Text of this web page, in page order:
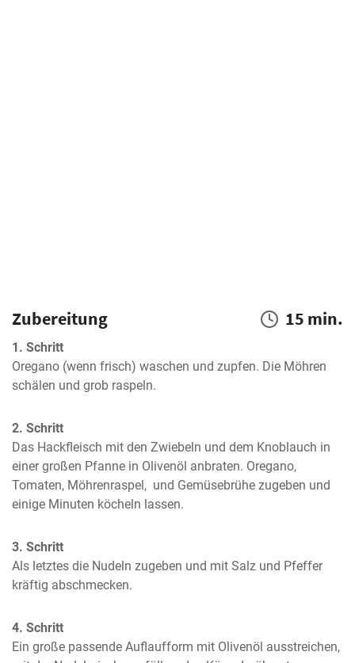
Zubereitung 15 min.
1. Schritt
Oregano (wenn frisch) waschen und zupfen. Die Möhren
schälen und grob raspeln.
2. Schritt
Das Hackfleisch mit den Zwiebeln und dem Knoblauch in
einer großen Pfanne in Olivenöl anbraten. Oregano,
Tomaten, Möhrenraspel,  und Gemüsebrühe zugeben und
einige Minuten köcheln lassen.
3. Schritt
Als letztes die Nudeln zugeben und mit Salz und Pfeffer
kräftig abschmecken.
4. Schritt
Ein große passende Auflaufform mit Olivenöl ausstreichen,